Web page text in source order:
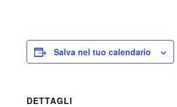
Salva nel tuo calendario
DETTAGLI